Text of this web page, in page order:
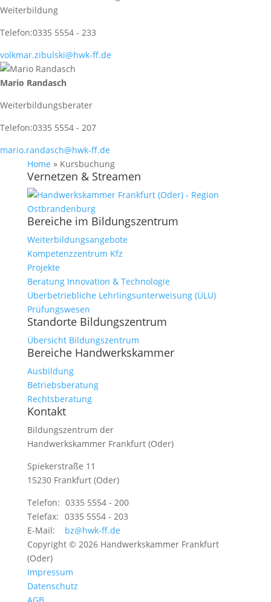
Weiterbildung
Telefon:0335 5554 - 233
volkmar.zibulski@hwk-ff.de
Mario Randasch
Weiterbildungsberater
Telefon:0335 5554 - 207
mario.randasch@hwk-ff.de
Home » Kursbuchung
Vernetzen & Streamen
Bereiche im Bildungszentrum
Weiterbildungsangebote
Kompetenzzentrum Kfz
Projekte
Beratung Innovation & Technologie
Überbetriebliche Lehrlingsunterweisung (ÜLU)
Prüfungswesen
Standorte Bildungszentrum
Übersicht Bildungszentrum
Bereiche Handwerkskammer
Ausbildung
Betriebsberatung
Rechtsberatung
Kontakt
Bildungszentrum der
Handwerkskammer Frankfurt (Oder)
Spiekerstraße 11
15230 Frankfurt (Oder)
Telefon: 0335 5554 - 200
Telefax: 0335 5554 - 203
E-Mail:
bz@hwk-ff.de
Copyright © 2026 Handwerkskammer Frankfurt
(Oder)
Impressum
Datenschutz
AGB